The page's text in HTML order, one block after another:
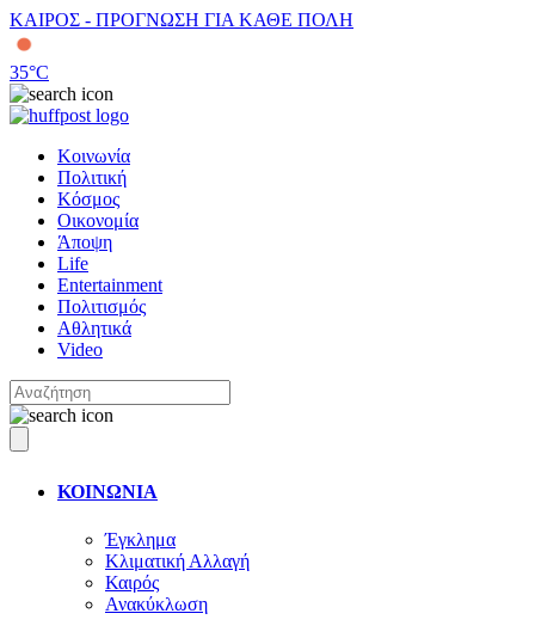
ΚΑΙΡΟΣ - ΠΡΟΓΝΩΣΗ ΓΙΑ ΚΑΘΕ ΠΟΛΗ
35°C
Κοινωνία
Πολιτική
Κόσμος
Οικονομία
Άποψη
Life
Entertainment
Πολιτισμός
Αθλητικά
Video
ΚΟΙΝΩΝΙΑ
Έγκλημα
Κλιματική Αλλαγή
Καιρός
Ανακύκλωση